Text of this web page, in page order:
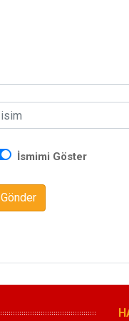
İsmimi Göster
Gönder